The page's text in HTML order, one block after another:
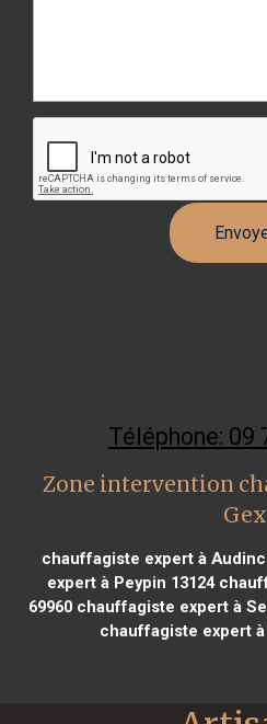
Téléphone: 09
Zone intervention
Gex
chauffagiste expert à
expert à Peypin 13124
69960chauffagiste expert à
chauffagiste expert à